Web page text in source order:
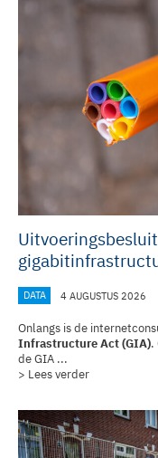
Uitvoeringsbesluit
DATA 4 AUGUSTUS 2026
Onlangs is de
Infrastructure Act (GIA).
de GIA ...
> Lees verder